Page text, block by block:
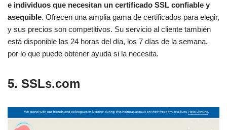
e individuos que necesitan un certificado SSL confiable y
asequible. Ofrecen una amplia gama de certificados para elegir,
y sus precios son competitivos. Su servicio al cliente también
está disponible las 24 horas del día, los 7 días de la semana,
por lo que puede obtener ayuda si la necesita.
5. SSLs.com